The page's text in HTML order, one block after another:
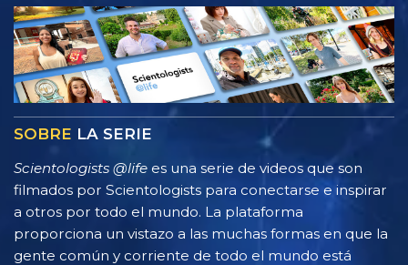
SOBRE LA SERIE
Scientologists @life es una serie de videos que son
filmados por Scientologists para conectarse e inspirar
a otros por todo el mundo. La plataforma
proporciona un vistazo a las muchas formas en que la
gente común y corriente de todo el mundo está